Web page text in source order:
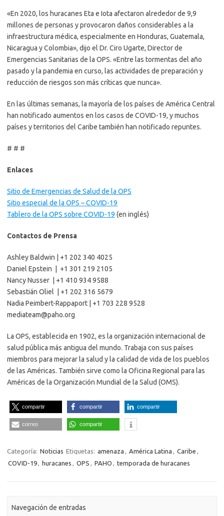
«En 2020, los huracanes Eta e Iota afectaron alrededor de 9,9
millones de personas y provocaron daños considerables a la
infraestructura médica, especialmente en Honduras, Guatemala,
Nicaragua y Colombia», dijo el Dr. Ciro Ugarte, Director de
Emergencias Sanitarias de la OPS. «Entre las tormentas del año
pasado y la pandemia en curso, las actividades de preparación y
reducción de riesgos son más críticas que nunca».
En las últimas semanas, la mayoría de los países de América Central
han notificado aumentos en los casos de COVID-19, y muchos
países y territorios del Caribe también han notificado repuntes.
# # #
Enlaces
Sitio de Emergencias de Salud de la OPS
Sitio especial de la OPS – COVID-19
Tablero de la OPS sobre COVID-19 (en inglés)
Contactos de Prensa
Ashley Baldwin | +1 202 340 4025
Daniel Epstein | +1 301 219 2105
Nancy Nusser | +1 410 934 9588
Sebastián Oliel | +1 202 316 5679
Nadia Peimbert-Rappaport | +1 703 228 9528
mediateam@paho.org
La OPS, establecida en 1902, es la organización internacional de
salud pública más antigua del mundo. Trabaja con sus países
miembros para mejorar la salud y la calidad de vida de los pueblos
de las Américas. También sirve como la Oficina Regional para las
Américas de la Organización Mundial de la Salud (OMS).
compartir compartir compartir
correo compartir
Categoría: Noticias Etiquetas: amenaza América Latina Caribe
COVID-19
huracanes OPS PAHO temporada de huracanes
Navegación de entradas